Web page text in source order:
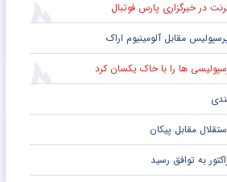
در خبرگزاری پارس فوتبال
مقابل آلومینیوم اراک
ها را با خاک یکسان کرد
مقابل پیکان
به توافق رسید